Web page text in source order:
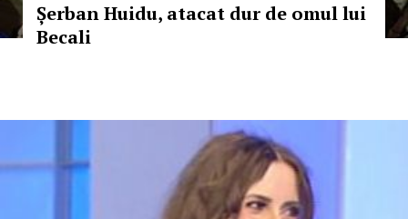
Șerban Huidu, atacat dur de omul lui
Becali